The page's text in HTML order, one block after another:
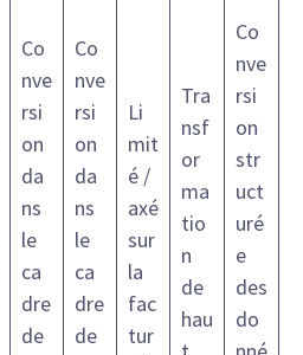
Co
nve
rsi
on
da
ns
le
ca
dre
de
Co
nve
rsi
on
da
ns
le
ca
dre
de
Li
mit
é /
axé
sur
la
fac
tur
Tra
nsf
or
ma
tio
n
de
hau
Co
nve
rsi
on
str
uct
uré
e
des
do